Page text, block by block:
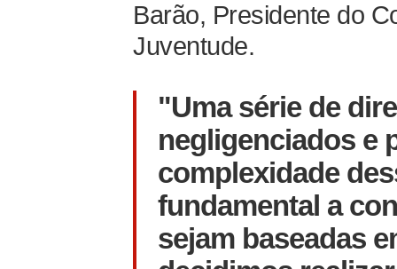
Barão, Presidente do
Juventude.
"Uma série de
negligenciados e
complexidade
fundamental a
sejam baseadas